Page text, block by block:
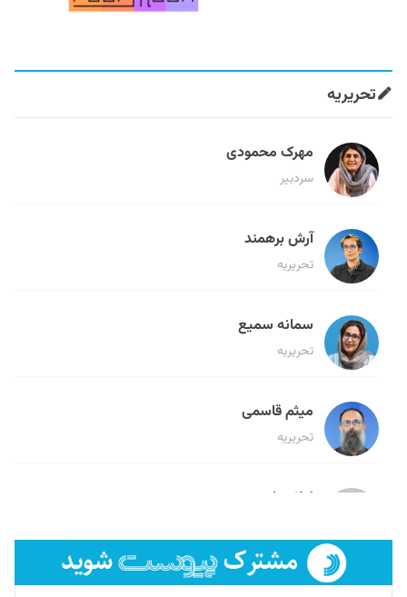
تحریریه
مهرک محمودی
سردبیر
آرش برهمند
تحریریه
سمانه سمیع
تحریریه
میثم قاسمی
تحریریه
لیلا حنارود
فائزه فتحی رستمی